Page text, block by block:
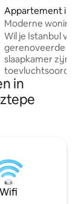
beoordeling van
Appartement in
Moderne woning
Wil je Istanbul
gerenoveerde
slaapkamer zijn
toevluchtsoord in
moderne,
appartement is
die zorgvuldig
aanrechtbladen
apparatuur kun je
kunt genieten
brede, zonnige
in
Wifi